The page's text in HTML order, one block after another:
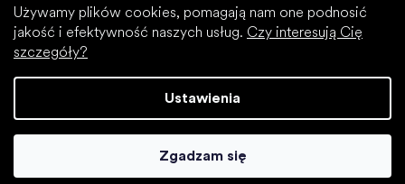
Używamy plików cookies, pomagają nam one podnosić
jakość i efektywność naszych usług. Czy interesują Cię
szczegóły?
Ustawienia
Zgadzam się
Opracował Shoptet
Footic. Wszystkie prawa zastrzeżone.